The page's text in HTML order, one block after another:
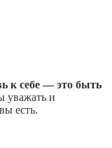
к себе — это быть
уважать и
есть.